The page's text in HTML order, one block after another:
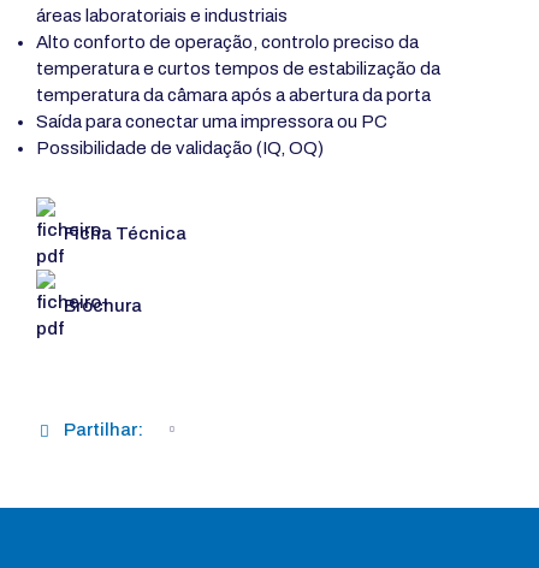
áreas laboratoriais e industriais
Alto conforto de operação, controlo preciso da
temperatura e curtos tempos de estabilização da
temperatura da câmara após a abertura da porta
Saída para conectar uma impressora ou PC
Possibilidade de validação (IQ, OQ)
Ficha Técnica
Brochura
Partilhar: